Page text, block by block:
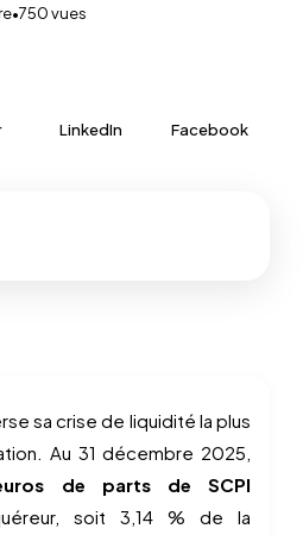
•750vues
LinkedIn Facebook
Au 31 décembre 2025,
de parts de SCPI
soit 3,14 % de la